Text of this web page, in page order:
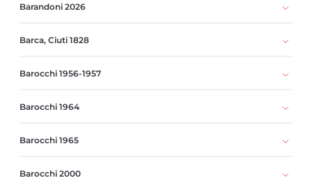
Barandoni 2026
Barca, Ciuti 1828
Barocchi 1956-1957
Barocchi 1964
Barocchi 1965
Barocchi 2000